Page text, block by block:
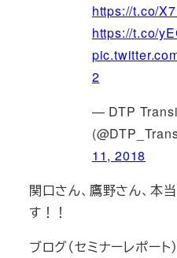
https://t.co/
https://t.co/
2
— DTP
11, 2018
関口さん、鷹野さん、本
す！！
ブログ（セミナーレポー